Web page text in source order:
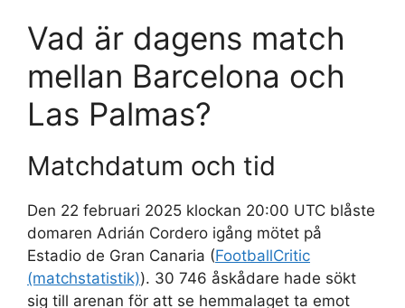
Vad är dagens match
mellan Barcelona och
Las Palmas?
Matchdatum och tid
Den 22 februari 2025 klockan 20:00 UTC blåste
domaren Adrián Cordero igång mötet på
Estadio de Gran Canaria (FootballCritic
(matchstatistik)). 30 746 åskådare hade sökt
sig till arenan för att se hemmalaget ta emot